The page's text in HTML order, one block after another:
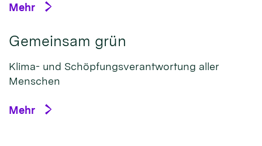
Mehr
Gemeinsam grün
Klima- und Schöpfungsverantwortung aller
Menschen
Mehr